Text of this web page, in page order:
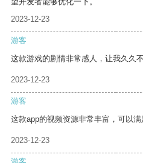
2023-12-23
游客
这款游戏的剧情非常感人，让我久久不
2023-12-23
游客
这款app的视频资源非常丰富，可以满
2023-12-23